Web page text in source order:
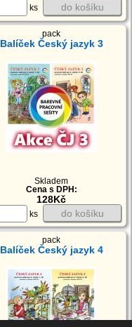
ks do košíku
pack
Balíček Český jazyk 3
Skladem
Cena s DPH:
128Kč
ks do košíku
pack
Balíček Český jazyk 4